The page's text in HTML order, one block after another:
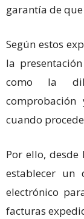
garantía de
Según estos
la
como la
cuando
Por ello,
establecer un
electrónico
facturas